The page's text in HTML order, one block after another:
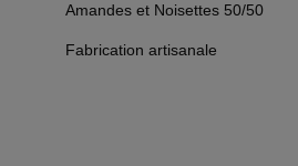
Amandes et Noisettes 50/50
Fabrication artisanale